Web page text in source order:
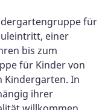
für
einer
bis zum
für Kinder von
Kindergarten. In
ihrer